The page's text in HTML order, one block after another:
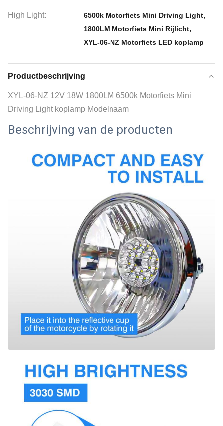
High Light: 6500k Motorfiets Mini Driving Light,
1800LM Motorfiets Mini Rijlicht,
XYL-06-NZ Motorfiets LED koplamp
Productbeschrijving
XYL-06-NZ 12V 18W 1800LM 6500k Motorfiets Mini
Driving Light koplamp Modelnaam
Beschrijving van de producten